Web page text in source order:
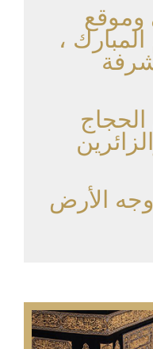
،
الأرض